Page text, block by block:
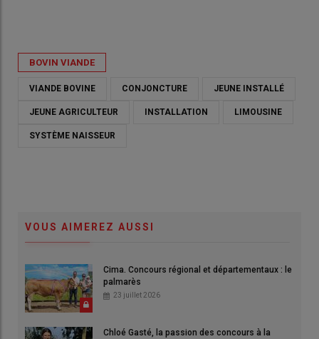
BOVIN VIANDE
VIANDE BOVINE CONJONCTURE JEUNE INSTALLÉ
JEUNE AGRICULTEUR INSTALLATION LIMOUSINE
SYSTÈME NAISSEUR
VOUS AIMEREZ AUSSI
Cima. Concours régional et départementaux : le
palmarès
23 juillet 2026
Chloé Gasté, la passion des concours à la